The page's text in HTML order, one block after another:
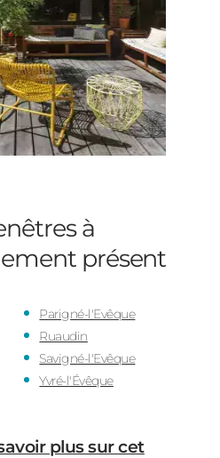
à
présent
Parigné-l'Evêque
Ruaudin
Savigné-l'Evêque
Yvré-l'Évêque
plus sur cet